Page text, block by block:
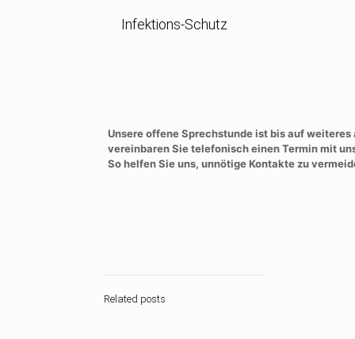
Infektions-Schutz
Unsere offene Sprechstunde ist bis auf
vereinbaren Sie telefonisch einen Termin mit
So helfen Sie uns, unnötige Kontakte zu
Related posts